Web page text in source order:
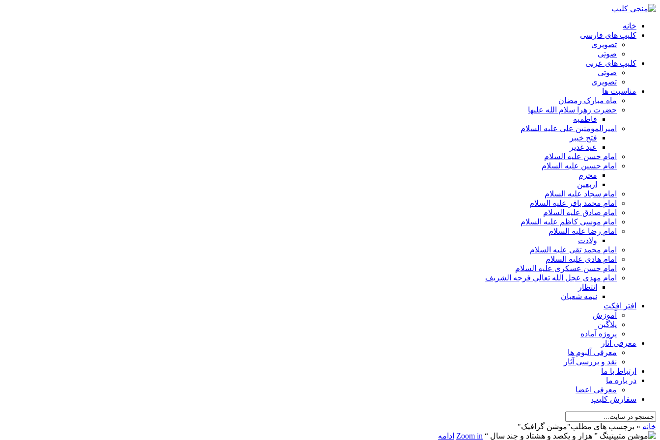
خانه
کلیپ های فارسی
تصویری
صوتی
کلیپ های عربی
صوتی
تصویری
مناسبت ها
ماه مبارک رمضان
حضرت زهرا سلام الله علیها
فاطمیه
امیرالمومنین علی علیه السلام
فتح خیبر
عید غدیر
امام حسن علیه السلام
امام حسین علیه السلام
محرم
اربعین
امام سجاد علیه السلام
امام محمد باقر علیه السلام
امام صادق علیه السلام
امام موسی کاظم علیه السلام
امام رضا علیه السلام
ولادت
امام محمد تقی علیه السلام
امام هادی علیه السلام
امام حسن عسکری علیه السلام
امام مهدی عجل الله تعالي فرجه الشريف
انتظار
نیمه شعبان
افتر افکت
آموزش
پلاگین
پروژه آماده
معرفی آثار
معرفی آلبوم ها
نقد و بررسی آثار
ارتباط با ما
در باره ما
معرفی اعضا
سفارش کلیپ
خانه » برچسب های مطلب"موشن گرافیک"
Zoom in ادامه